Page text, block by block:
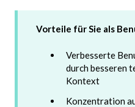
Vorteile für Sie als
Verbesserte
durch besseren
Kontext
Konzentration